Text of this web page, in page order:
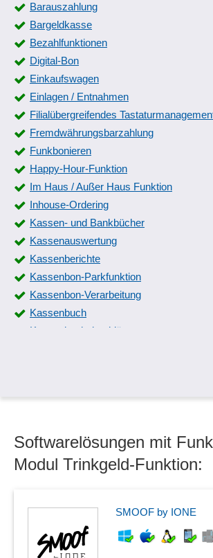
Barauszahlung
Bargeldkasse
Bezahlfunktionen
Digital-Bon
Einkaufswagen
Einlagen / Entnahmen
Filialübergreifendes
Fremdwährungsbarzahlung
Funkbonieren
Happy-Hour-Funktion
Im Haus / Außer Haus Funktion
Inhouse-Ordering
Kassen- und Bankbücher
Kassenauswertung
Kassenberichte
Kassenbon-Parkfunktion
Kassenbon-Verarbeitung
Kassenbuch
Kassenbuchabschlüsse
Kassensturz
Kundenbezogener Kassenbon
Mehrwährungsfähig
Pager-Integration
Payment-Systeme
Split-Zahlungen
Softwarelösungen mit
Modul Trinkgeld-Funktion:
SMOOF by IONE